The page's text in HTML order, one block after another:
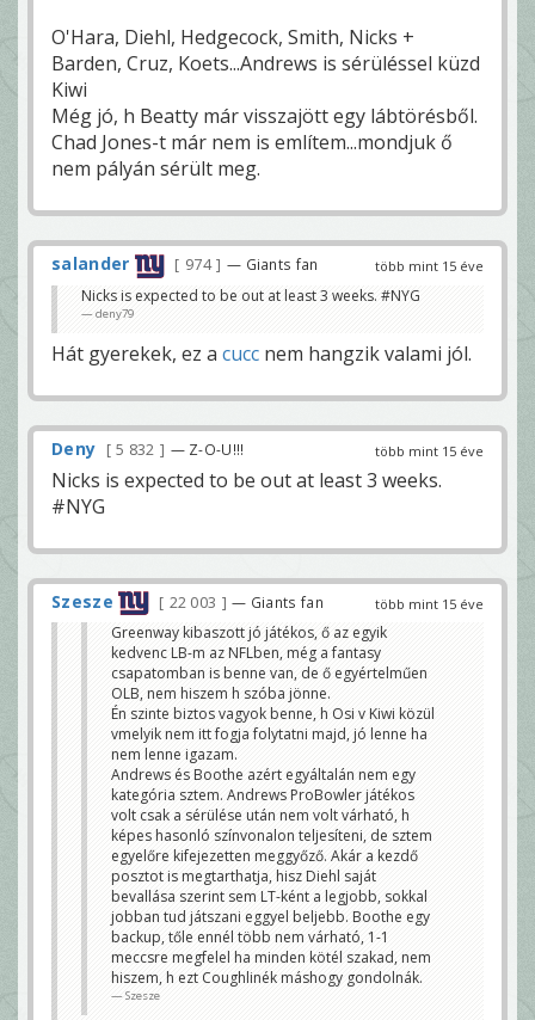
O'Hara, Diehl, Hedgecock, Smith, Nicks +
Barden, Cruz, Koets...Andrews is sérüléssel küzd
Kiwi
Még jó, h Beatty már visszajött egy lábtörésből.
Chad Jones-t már nem is említem...mondjuk ő
nem pályán sérült meg.
több mint 15 éve
salander 974 — Giants fan
Nicks is expected to be out at least 3 weeks. #NYG
deny79
Hát gyerekek, ez a cucc nem hangzik valami jól.
több mint 15 éve
Deny 5 832 — Z-O-U!!!
Nicks is expected to be out at least 3 weeks.
#NYG
több mint 15 éve
Szesze 22 003 — Giants fan
Greenway kibaszott jó játékos, ő az egyik
kedvenc LB-m az NFLben, még a fantasy
csapatomban is benne van, de ő egyértelműen
OLB, nem hiszem h szóba jönne.
Én szinte biztos vagyok benne, h Osi v Kiwi közül
vmelyik nem itt fogja folytatni majd, jó lenne ha
nem lenne igazam.
Andrews és Boothe azért egyáltalán nem egy
kategória sztem. Andrews ProBowler játékos
volt csak a sérülése után nem volt várható, h
képes hasonló színvonalon teljesíteni, de sztem
egyelőre kifejezetten meggyőző. Akár a kezdő
posztot is megtarthatja, hisz Diehl saját
bevallása szerint sem LT-ként a legjobb, sokkal
jobban tud játszani eggyel beljebb. Boothe egy
backup, tőle ennél több nem várható, 1-1
meccsre megfelel ha minden kötél szakad, nem
hiszem, h ezt Coughlinék máshogy gondolnák.
Szesze